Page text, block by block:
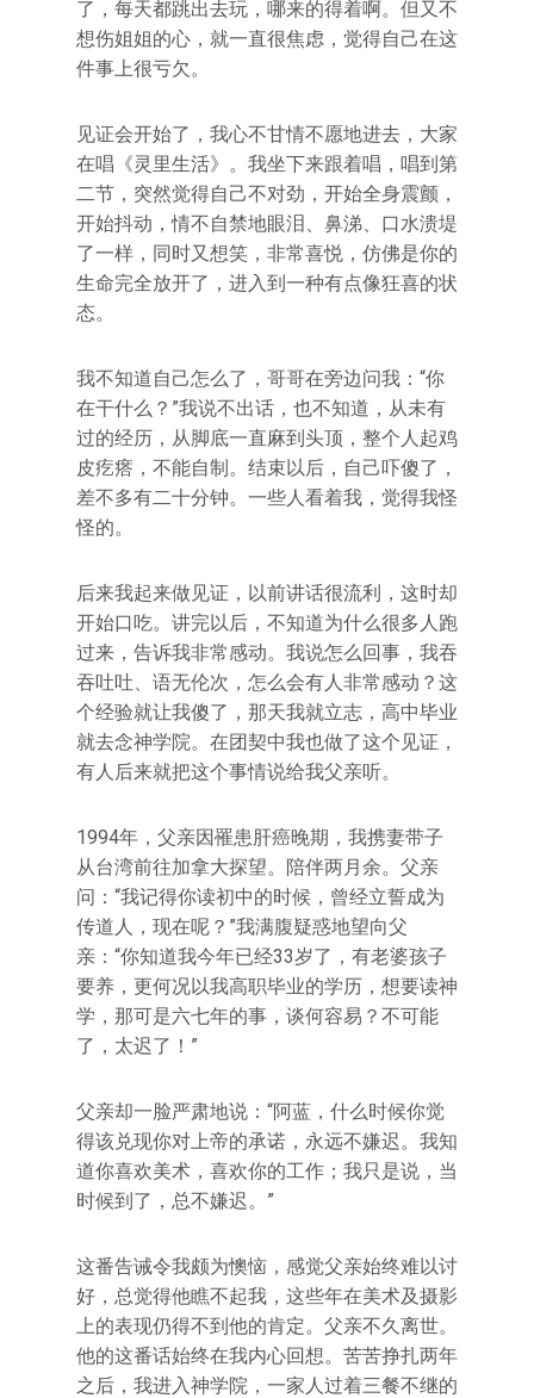
了，每天都跳出去玩，哪来的得着啊。但又不
想伤姐姐的心，就一直很焦虑，觉得自己在这
件事上很亏欠。
见证会开始了，我心不甘情不愿地进去，大家
在唱《灵里生活》。我坐下来跟着唱，唱到第
二节，突然觉得自己不对劲，开始全身震颤，
开始抖动，情不自禁地眼泪、鼻涕、口水溃堤
了一样，同时又想笑，非常喜悦，仿佛是你的
生命完全放开了，进入到一种有点像狂喜的状
态。
我不知道自己怎么了，哥哥在旁边问我：“你
在干什么？”我说不出话，也不知道，从未有
过的经历，从脚底一直麻到头顶，整个人起鸡
皮疙瘩，不能自制。结束以后，自己吓傻了，
差不多有二十分钟。一些人看着我，觉得我怪
怪的。
后来我起来做见证，以前讲话很流利，这时却
开始口吃。讲完以后，不知道为什么很多人跑
过来，告诉我非常感动。我说怎么回事，我吞
吞吐吐、语无伦次，怎么会有人非常感动？这
个经验就让我傻了，那天我就立志，高中毕业
就去念神学院。在团契中我也做了这个见证，
有人后来就把这个事情说给我父亲听。
1994年，父亲因罹患肝癌晚期，我携妻带子
从台湾前往加拿大探望。陪伴两月余。父亲
问：“我记得你读初中的时候，曾经立誓成为
传道人，现在呢？”我满腹疑惑地望向父
亲：“你知道我今年已经33岁了，有老婆孩子
要养，更何况以我高职毕业的学历，想要读神
学，那可是六七年的事，谈何容易？不可能
了，太迟了！”
父亲却一脸严肃地说：“阿蓝，什么时候你觉
得该兑现你对上帝的承诺，永远不嫌迟。我知
道你喜欢美术，喜欢你的工作；我只是说，当
时候到了，总不嫌迟。”
这番告诫令我颇为懊恼，感觉父亲始终难以讨
好，总觉得他瞧不起我，这些年在美术及摄影
上的表现仍得不到他的肯定。父亲不久离世。
他的这番话始终在我内心回想。苦苦挣扎两年
之后，我进入神学院，一家人过着三餐不继的